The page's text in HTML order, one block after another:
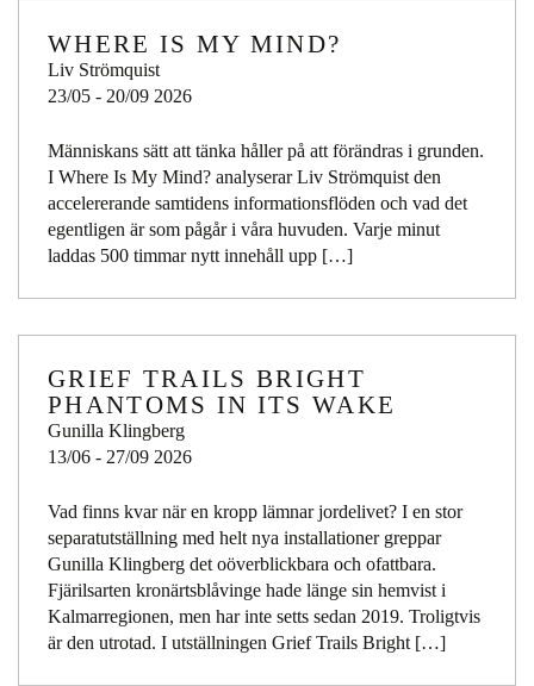
WHERE IS MY MIND?
Liv Strömquist
23/05 - 20/09 2026
Människans sätt att tänka håller på att förändras i grunden.
I Where Is My Mind? analyserar Liv Strömquist den
accelererande samtidens informationsflöden och vad det
egentligen är som pågår i våra huvuden. Varje minut
laddas 500 timmar nytt innehåll upp […]
GRIEF TRAILS BRIGHT
PHANTOMS IN ITS WAKE
Gunilla Klingberg
13/06 - 27/09 2026
Vad finns kvar när en kropp lämnar jordelivet? I en stor
separatutställning med helt nya installationer greppar
Gunilla Klingberg det oöverblickbara och ofattbara.
Fjärilsarten kronärtsblåvinge hade länge sin hemvist i
Kalmarregionen, men har inte setts sedan 2019. Troligtvis
är den utrotad. I utställningen Grief Trails Bright […]